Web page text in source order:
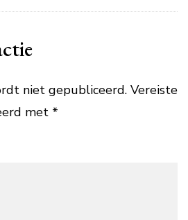
niet gepubliceerd. Vereiste
met *